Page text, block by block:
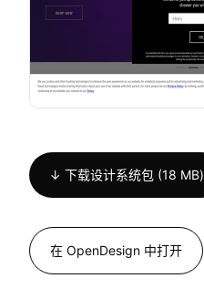
↓ 下载设计系统包 (18 MB)
在 OpenDesign 中打开